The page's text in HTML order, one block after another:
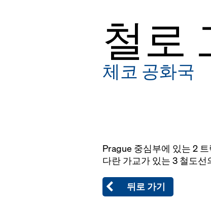
철로
체코 공화국
Prague 중심부에 있는 2
다란 가교가 있는 3 철도선
뒤로 가기